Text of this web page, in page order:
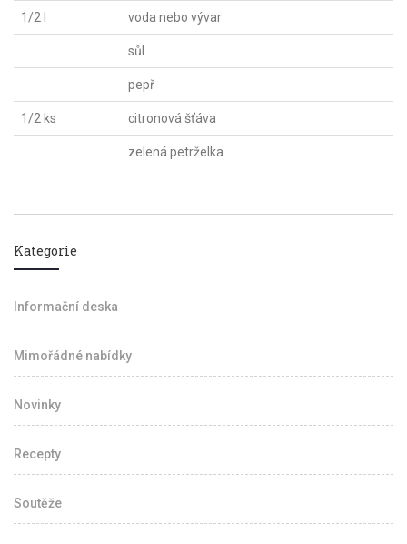
1/2 l voda nebo vývar
sůl
pepř
1/2 ks citronová šťáva
zelená petrželka
Kategorie
Informační deska
Mimořádné nabídky
Novinky
Recepty
Soutěže